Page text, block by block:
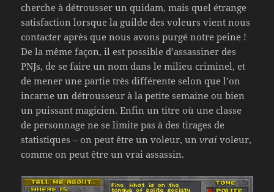
cherche à détrousser un quidam, mais quel étrange
satisfaction lorsque la guilde des voleurs vient nous
contacter après que nous avons purgé notre peine !
De la même façon, il est possible d’assassiner des
PNJs, de se faire un nom dans le milieu criminel, et
de mener une partie très différente selon que l’on
incarne un détrousseur à la petite semaine ou bien
un puissant magicien. Enfin un titre où une classe
de personnage ne se limite pas à des tirages de
statistiques – on peut être un voleur, unvrai voleur,
comme on peut être un vrai assassin.